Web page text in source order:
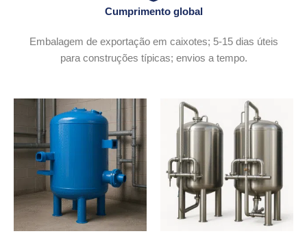
Cumprimento global
Embalagem de exportação em caixotes; 5-15 dias úteis
para construções típicas; envios a tempo.